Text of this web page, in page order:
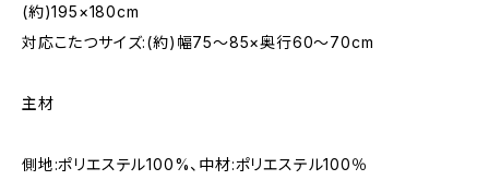
(約)195×180cm
対応こたつサイズ:(約)幅75～85×奥行60～70cm
主材
側地:ポリエステル100%、中材:ポリエステル100％